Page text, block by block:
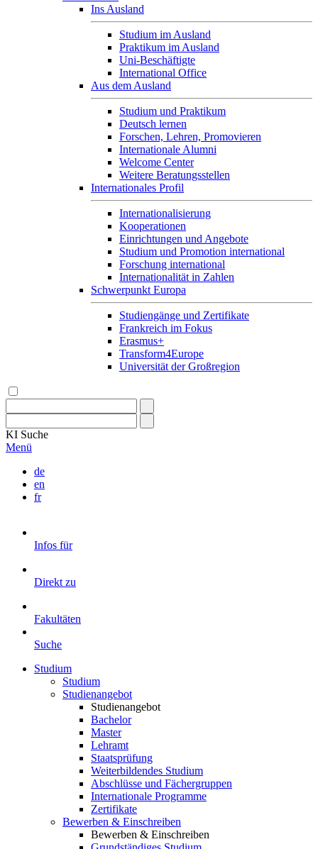
Ins Ausland
Studium im Ausland
Praktikum im Ausland
Uni-Beschäftigte
International Office
Aus dem Ausland
Studium und Praktikum
Deutsch lernen
Forschen, Lehren, Promovieren
Internationale Alumni
Welcome Center
Weitere Beratungsstellen
Internationales Profil
Internationalisierung
Kooperationen
Einrichtungen und Angebote
Studium und Promotion international
Forschung international
Internationalität in Zahlen
Schwerpunkt Europa
Studiengänge und Zertifikate
Frankreich im Fokus
Erasmus+
Transform4Europe
Universität der Großregion
KI Suche
Menü
de
en
fr
Infos für
Direkt zu
Fakultäten
Suche
Studium
Studium
Studienangebot
Studienangebot
Bachelor
Master
Lehramt
Staatsprüfung
Weiterbildendes Studium
Abschlüsse und Fächergruppen
Internationale Programme
Zertifikate
Bewerben & Einschreiben
Bewerben & Einschreiben